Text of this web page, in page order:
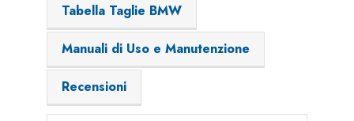
Tabella Taglie BMW
Manuali di Uso e Manutenzione
Recensioni